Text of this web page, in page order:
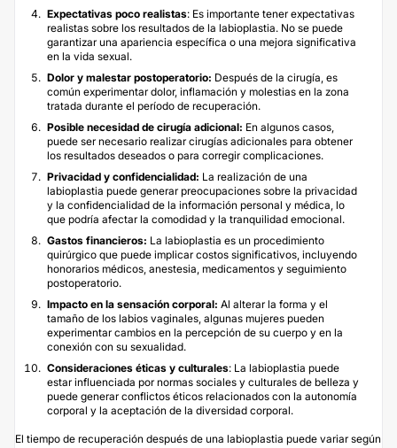
Expectativas poco realistas: Es importante tener expectativas
realistas sobre los resultados de la labioplastia. No se puede
garantizar una apariencia específica o una mejora significativa
en la vida sexual.
Dolor y malestar postoperatorio: Después de la cirugía, es
común experimentar dolor, inflamación y molestias en la zona
tratada durante el período de recuperación.
Posible necesidad de cirugía adicional: En algunos casos,
puede ser necesario realizar cirugías adicionales para obtener
los resultados deseados o para corregir complicaciones.
Privacidad y confidencialidad: La realización de una
labioplastia puede generar preocupaciones sobre la privacidad
y la confidencialidad de la información personal y médica, lo
que podría afectar la comodidad y la tranquilidad emocional.
Gastos financieros: La labioplastia es un procedimiento
quirúrgico que puede implicar costos significativos, incluyendo
honorarios médicos, anestesia, medicamentos y seguimiento
postoperatorio.
Impacto en la sensación corporal: Al alterar la forma y el
tamaño de los labios vaginales, algunas mujeres pueden
experimentar cambios en la percepción de su cuerpo y en la
conexión con su sexualidad.
Consideraciones éticas y culturales: La labioplastia puede
estar influenciada por normas sociales y culturales de belleza y
puede generar conflictos éticos relacionados con la autonomía
corporal y la aceptación de la diversidad corporal.
El tiempo de recuperación después de una labioplastia puede variar según